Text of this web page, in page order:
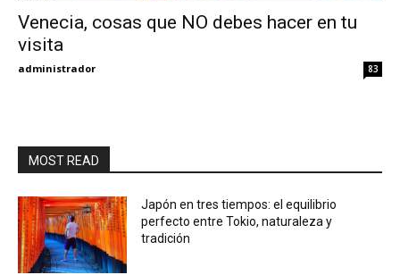
Venecia, cosas que NO debes hacer en tu
visita
administrador 83
MOST READ
Japón en tres tiempos: el equilibrio
perfecto entre Tokio, naturaleza y
tradición